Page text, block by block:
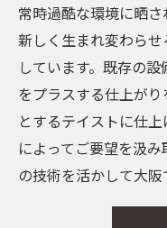
常時過酷な環境に晒
新しく生まれ変わら
しています。既存の
をプラスする仕上が
とするテイストに仕
によってご要望を汲
の技術を活かして大阪